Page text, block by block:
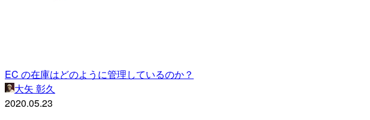
EC の在庫はどのように管理しているのか？
大矢 彰久
2020.05.23